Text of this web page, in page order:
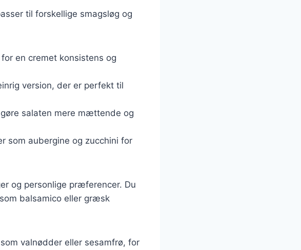
til forskellige smagsløg og
en cremet konsistens og
version, der er perfekt til
salaten mere mættende og
som aubergine og zucchini for
og personlige præferencer. Du
balsamico eller græsk
valnødder eller sesamfrø, for